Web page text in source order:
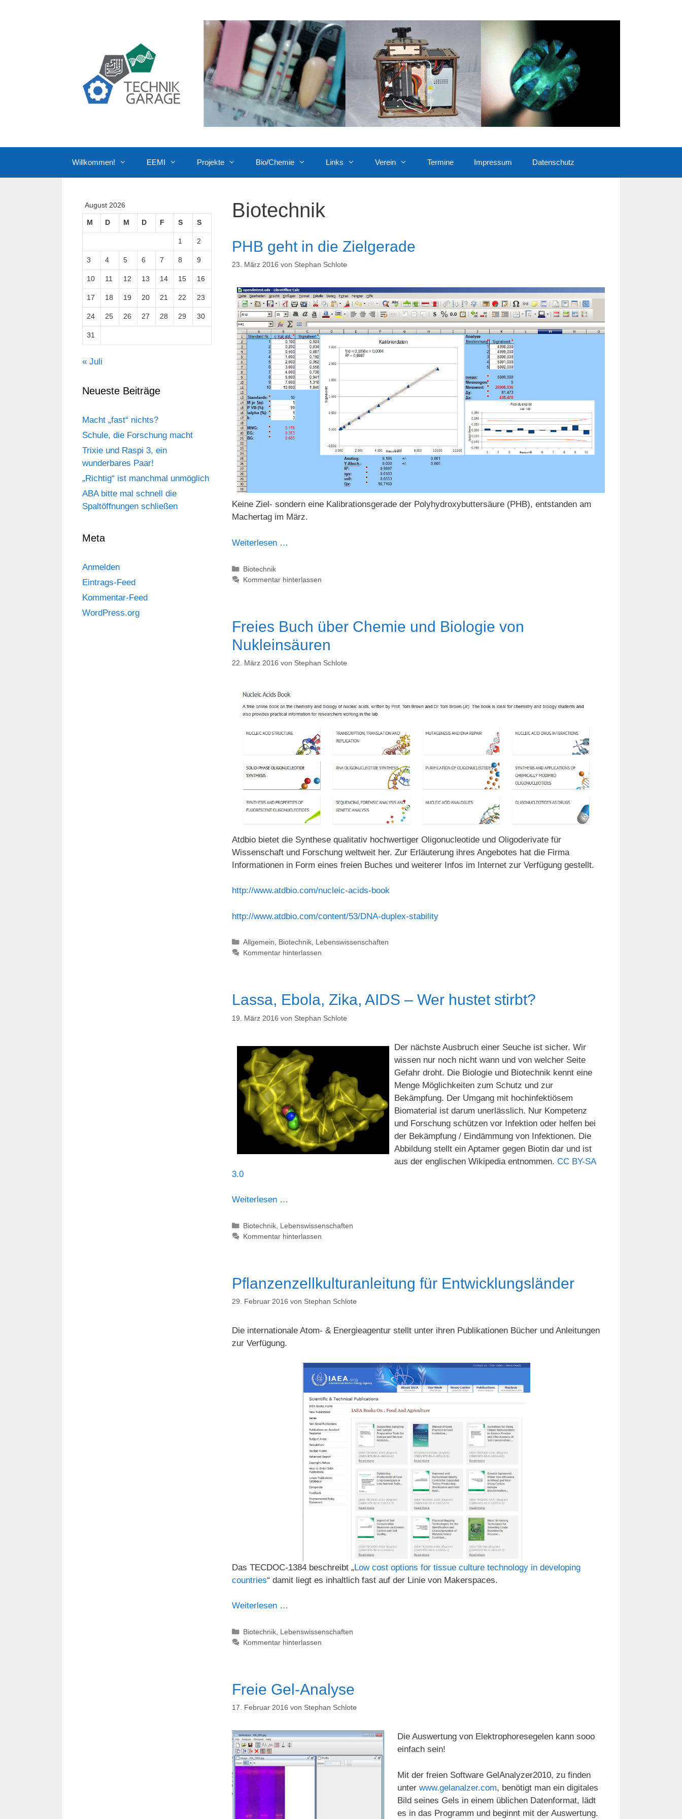
Willkommen! EEMI Projekte Bio/Chemie Links Verein Termine Impressum Datenschutz
Biotechnik
PHB geht in die Zielgerade
23. März 2016 von Stephan Schlote
Keine Ziel- sondern eine Kalibrationsgerade der Polyhydroxybuttersäure (PHB), entstanden am
Machertag im März.
Weiterlesen …
Kategorien
Biotechnik
Kommentar hinterlassen
Freies Buch über Chemie und Biologie von
Nukleinsäuren
22. März 2016 von Stephan Schlote
Atdbio bietet die Synthese qualitativ hochwertiger Oligonucleotide und Oligoderivate für
Wissenschaft und Forschung weltweit her. Zur Erläuterung ihres Angebotes hat die Firma
Informationen in Form eines freien Buches und weiterer Infos im Internet zur Verfügung gestellt.
http://www.atdbio.com/nucleic-acids-book
http://www.atdbio.com/content/53/DNA-duplex-stability
Kategorien
Allgemein, Biotechnik, Lebenswissenschaften
Kommentar hinterlassen
Lassa, Ebola, Zika, AIDS – Wer hustet stirbt?
19. März 2016 von Stephan Schlote
Der nächste Ausbruch einer Seuche ist sicher. Wir
wissen nur noch nicht wann und von welcher Seite
Gefahr droht. Die Biologie und Biotechnik kennt eine
Menge Möglichkeiten zum Schutz und zur
Bekämpfung. Der Umgang mit hochinfektiösem
Biomaterial ist darum unerlässlich. Nur Kompetenz
und Forschung schützen vor Infektion oder helfen bei
der Bekämpfung / Eindämmung von Infektionen. Die
Abbildung stellt ein Aptamer gegen Biotin dar und ist
aus der englischen Wikipedia entnommen. CC BY-SA
3.0
Weiterlesen …
Kategorien
Biotechnik, Lebenswissenschaften
Kommentar hinterlassen
Pflanzenzellkulturanleitung für Entwicklungsländer
29. Februar 2016 von Stephan Schlote
Die internationale Atom- & Energieagentur stellt unter ihren Publikationen Bücher und Anleitungen
zur Verfügung.
Das TECDOC-1384 beschreibt „Low cost options for tissue culture technology in developing
countries“ damit liegt es inhaltlich fast auf der Linie von Makerspaces.
Weiterlesen …
Kategorien
Biotechnik, Lebenswissenschaften
Kommentar hinterlassen
Freie Gel-Analyse
17. Februar 2016 von Stephan Schlote
Die Auswertung von Elektrophoresegelen kann sooo
einfach sein!
Mit der freien Software GelAnalyzer2010, zu finden
unter www.gelanalzer.com, benötigt man ein digitales
Bild seines Gels in einem üblichen Datenformat, lädt
es in das Programm und beginnt mit der Auswertung.
August 2026
M D M D F S S
1 2
3 4 5 6 7 8 9
10 11 12 13 14 15 16
17 18 19 20 21 22 23
24 25 26 27 28 29 30
31
« Juli
Neueste Beiträge
Macht „fast“ nichts?
Schule, die Forschung macht
Trixie und Raspi 3, ein
wunderbares Paar!
„Richtig“ ist manchmal unmöglich
ABA bitte mal schnell die
Spaltöffnungen schließen
Meta
Anmelden
Eintrags-Feed
Kommentar-Feed
WordPress.org